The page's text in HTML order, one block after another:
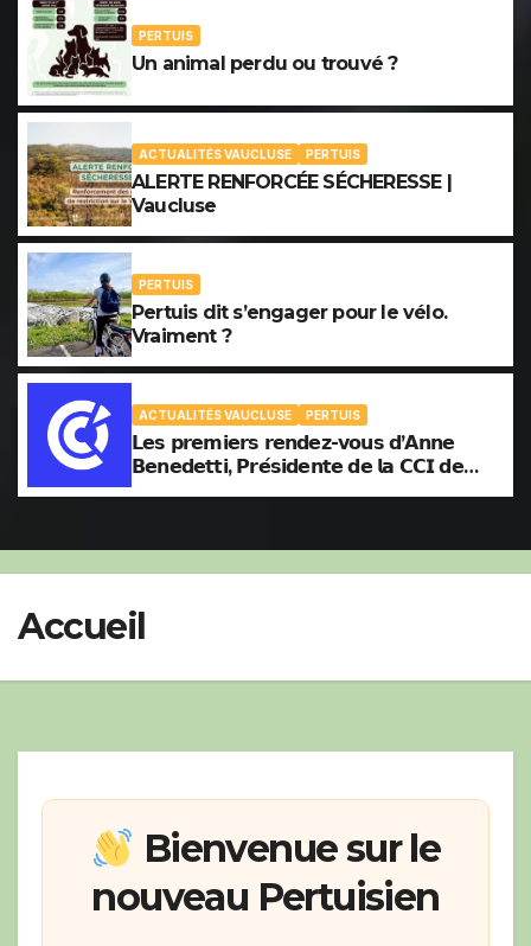
PERTUIS
Un animal perdu ou trouvé ?
ACTUALITÉS VAUCLUSE PERTUIS
ALERTE RENFORCÉE SÉCHERESSE |
Vaucluse
PERTUIS
Pertuis dit s’engager pour le vélo.
Vraiment ?
ACTUALITÉS VAUCLUSE PERTUIS
𝗟𝗲𝘀 𝗽𝗿𝗲𝗺𝗶𝗲𝗿𝘀 𝗿𝗲𝗻𝗱𝗲𝘇-𝘃𝗼𝘂𝘀 𝗱’𝗔𝗻𝗻𝗲
𝗕𝗲𝗻𝗲𝗱𝗲𝘁𝘁𝗶, 𝗣𝗿𝗲́𝘀𝗶𝗱𝗲𝗻𝘁𝗲 𝗱𝗲 𝗹𝗮 𝗖𝗖𝗜 𝗱𝗲
Accueil
Bienvenue sur le
nouveau Pertuisien